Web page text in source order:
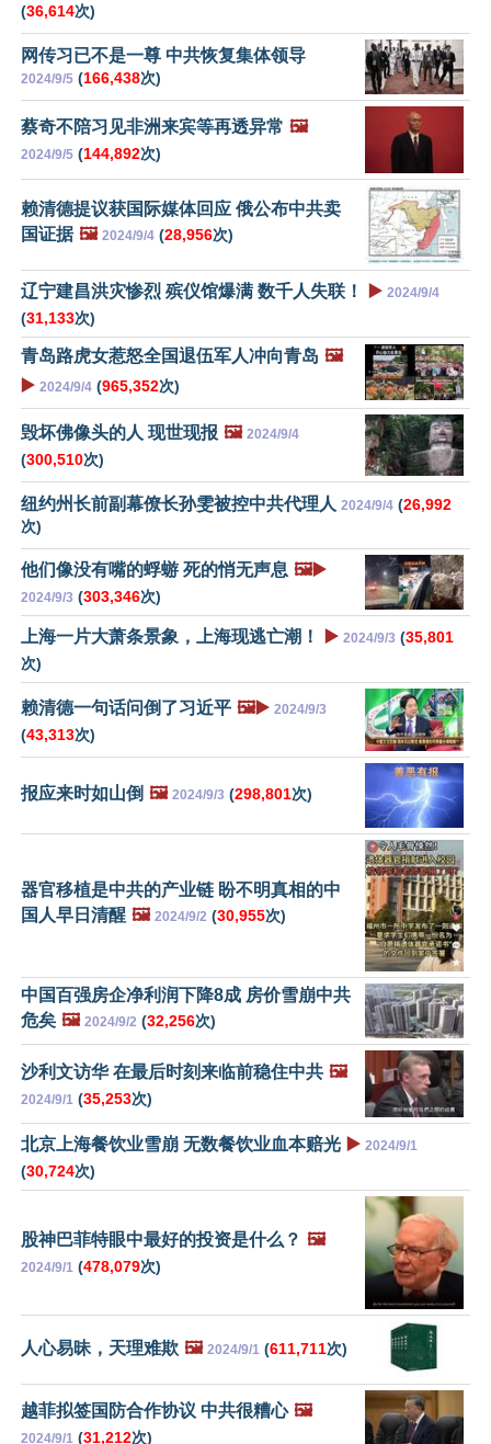
(36,614次)
网传习已不是一尊 中共恢复集体领导
2024/9/5 (166,438次)
蔡奇不陪习见非洲来宾等再透异常 🖼️
2024/9/5 (144,892次)
赖清德提议获国际媒体回应 俄公布中共卖
国证据 🖼️ 2024/9/4 (28,956次)
辽宁建昌洪灾惨烈 殡仪馆爆满 数千人失联！ ▶️ 2024/9/4
(31,133次)
青岛路虎女惹怒全国退伍军人冲向青岛 🖼️
▶️ 2024/9/4 (965,352次)
毁坏佛像头的人 现世现报 🖼️ 2024/9/4
(300,510次)
纽约州长前副幕僚长孙雯被控中共代理人 2024/9/4 (26,992
次)
他们像没有嘴的蜉蝣 死的悄无声息 🖼️▶️
2024/9/3 (303,346次)
上海一片大萧条景象，上海现逃亡潮！ ▶️ 2024/9/3 (35,801
次)
赖清德一句话问倒了习近平 🖼️▶️ 2024/9/3
(43,313次)
报应来时如山倒 🖼️ 2024/9/3 (298,801次)
器官移植是中共的产业链 盼不明真相的中
国人早日清醒 🖼️ 2024/9/2 (30,955次)
中国百强房企净利润下降8成 房价雪崩中共
危矣 🖼️ 2024/9/2 (32,256次)
沙利文访华 在最后时刻来临前稳住中共 🖼️
2024/9/1 (35,253次)
北京上海餐饮业雪崩 无数餐饮业血本赔光 ▶️ 2024/9/1
(30,724次)
股神巴菲特眼中最好的投资是什么？ 🖼️
2024/9/1 (478,079次)
人心易昧，天理难欺 🖼️ 2024/9/1 (611,711次)
越菲拟签国防合作协议 中共很糟心 🖼️
2024/9/1 (31,212次)